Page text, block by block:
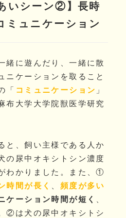
いシーン②】長時
ミュニケーション
緒に遊んだり、一緒に散
ニケーションを取ること
「
コミュニケーション 」
布大学大学院獣医学研究
と、飼い主様である人か
の尿中オキシトシン濃度
わかりました。また、①
時間が長く
頻度が多い
ケーション時間が短く
②は犬の尿中オキシトシ